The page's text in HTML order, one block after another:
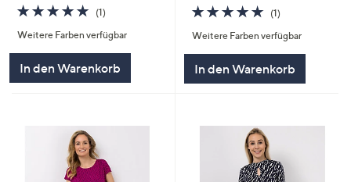
5.0
von
5
(1)
Weitere Farben verfügbar
In den Warenkorb
5.0
von
5
(1)
Weitere Farben verfügbar
In den Warenkorb